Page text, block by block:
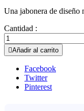
Una jabonera de diseño
Cantidad :
Añadir al carrito
Facebook
Twitter
Pinterest